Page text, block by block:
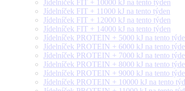
Jídelníček FIT + 10000 kJ na tento týden
Jídelníček FIT + 11000 kJ na tento týden
Jídelníček FIT + 12000 kJ na tento týden
Jídelníček FIT + 14000 kJ na tento týden
Jídelníček PROTEIN + 5000 kJ na tento
Jídelníček PROTEIN + 6000 kJ na tento
Jídelníček PROTEIN + 7000 kJ na tento
Jídelníček PROTEIN + 8000 kJ na tento
Jídelníček PROTEIN + 9000 kJ na tento
Jídelníček PROTEIN + 10000 kJ na tento